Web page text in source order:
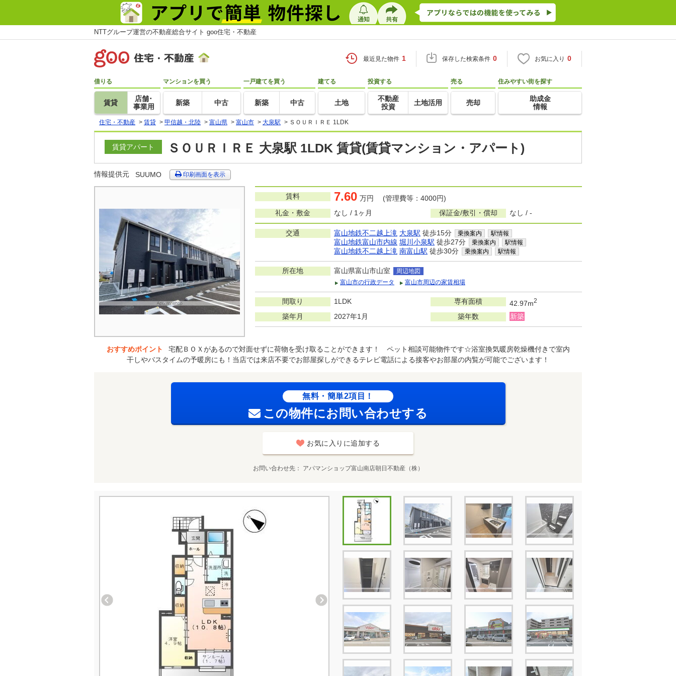
NTTグループ運営の不動産総合サイト goo住宅・不動産
最近見た物件 1 保存した検索条件 0 お気に入り 0
借りる
賃貸
店舗･
事業用
マンションを買う
新築 中古
一戸建てを買う
新築 中古
建てる
土地
投資する
不動産
投資
土地活用
売る
売却
住みやすい街を探す
助成金
情報
住宅・不動産 > 賃貸 > 甲信越・北陸 > 富山県 > 富山市 > 大泉駅 > ＳＯＵＲＩＲＥ 1LDK
賃貸アパート ＳＯＵＲＩＲＥ 大泉駅 1LDK 賃貸(賃貸マンション・アパート)
情報提供元 SUUMO 印刷画面を表示
賃料 7.60 万円 (管理費等：4000円)
礼金・敷金
なし / 1ヶ月 保証金/敷引・償却 なし / -
交通 富山地鉄不二越上滝 大泉駅 徒歩15分 乗換案内 駅情報
富山地鉄富山市内線 堀川小泉駅 徒歩27分 乗換案内 駅情報
富山地鉄不二越上滝 南富山駅 徒歩30分 乗換案内 駅情報
所在地 富山県富山市山室
周辺地図
富山市の行政データ
富山市周辺の家賃相場
間取り 1LDK 専有面積 42.97m2
築年月 2027年1月 築年数 新築
おすすめポイント
宅配ＢＯＸがあるので対面せずに荷物を受け取ることができます！ ペット相談可能物件です☆浴室換気暖房乾燥機付きで室内
干しやバスタイムの予暖房にも！当店では来店不要でお部屋探しができるテレビ電話による接客やお部屋の内覧が可能でございます！
無料・簡単2項目！
この物件にお問い合わせする
お気に入りに追加する
お問い合わせ先 アパマンショップ富山南店朝日不動産（株）